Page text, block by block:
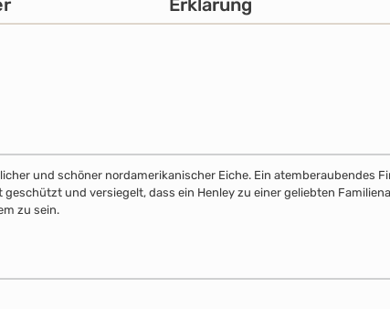
Erklärung
und schöner nordamerikanischer Eiche. Ein atemberaubendes
und versiegelt, dass ein Henley zu einer geliebten
zu sein.